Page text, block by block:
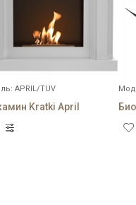
APRIL/TUV
Kratki April